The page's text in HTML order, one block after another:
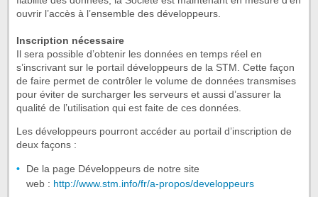
ouvrir l’accès à l’ensemble des développeurs.
Inscription nécessaire
Il sera possible d’obtenir les données en temps réel en
s’inscrivant sur le portail développeurs de la STM. Cette façon
de faire permet de contrôler le volume de données transmises
pour éviter de surcharger les serveurs et aussi d’assurer la
qualité de l’utilisation qui est faite de ces données.
Les développeurs pourront accéder au portail d’inscription de
deux façons :
De la page Développeurs de notre site
web : http://www.stm.info/fr/a-propos/developpeurs